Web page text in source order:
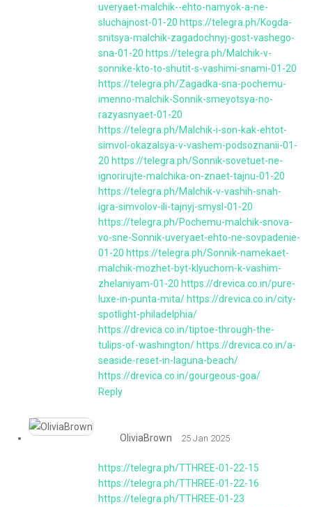
uveryaet-malchik--ehto-namyok-a-ne-
sluchajnost-01-20 https://telegra.ph/Kogda-
snitsya-malchik-zagadochnyj-gost-vashego-
sna-01-20 https://telegra.ph/Malchik-v-
sonnike-kto-to-shutit-s-vashimi-snami-01-20
https://telegra.ph/Zagadka-sna-pochemu-
imenno-malchik-Sonnik-smeyotsya-no-
razyasnyaet-01-20
https://telegra.ph/Malchik-i-son-kak-ehtot-
simvol-okazalsya-v-vashem-podsoznanii-01-
20 https://telegra.ph/Sonnik-sovetuet-ne-
ignorirujte-malchika-on-znaet-tajnu-01-20
https://telegra.ph/Malchik-v-vashih-snah-
igra-simvolov-ili-tajnyj-smysl-01-20
https://telegra.ph/Pochemu-malchik-snova-
vo-sne-Sonnik-uveryaet-ehto-ne-sovpadenie-
01-20 https://telegra.ph/Sonnik-namekaet-
malchik-mozhet-byt-klyuchom-k-vashim-
zhelaniyam-01-20 https://drevica.co.in/pure-
luxe-in-punta-mita/ https://drevica.co.in/city-
spotlight-philadelphia/
https://drevica.co.in/tiptoe-through-the-
tulips-of-washington/ https://drevica.co.in/a-
seaside-reset-in-laguna-beach/
https://drevica.co.in/gourgeous-goa/
Reply
OliviaBrown 25 Jan 2025
https://telegra.ph/TTHREE-01-22-15
https://telegra.ph/TTHREE-01-22-16
https://telegra.ph/TTHREE-01-23